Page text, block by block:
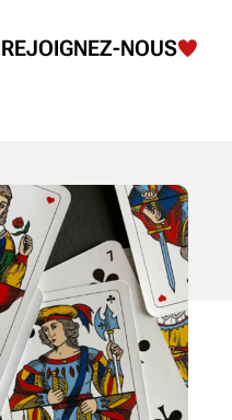
REJOIGNEZ-NOUS